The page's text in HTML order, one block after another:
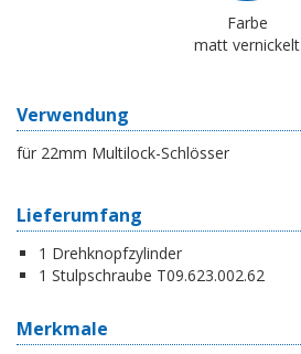
Farbe
matt vernickelt
Verwendung
für 22mm Multilock-Schlösser
Lieferumfang
1 Drehknopfzylinder
1 Stulpschraube T09.623.002.62
Merkmale